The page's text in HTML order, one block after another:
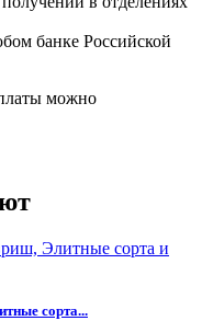
банке Российской
можно
сорта...